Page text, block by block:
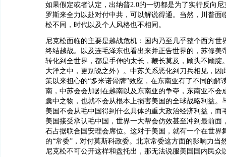
如果假定或者认定，出纳普2.0的一切都是为了实行反向
罗斯来全力以赴对付中共，可以解说得通。当然，川普面
松不同，时代以及个人风格也不相同。
尼克松面临的主要是越战危机：国内乃至几乎整个西方世
终结越战。以及连毛泽东也看出来并正告世界的，苏修美
转化到全世界，都是手伸的太长，鞭长莫及，顾头不顾腚
大洋之中，更别说之外）。中苏关系恶化到刀兵相见，因
策以来担心的“多米诺骨牌”效应，在东南亚有了不同的解
南，中苏会会加剧在越南以及东南亚的争夺，东南亚不会
囊中之物，也就不会从根本上损害美国的全球战略利益。
美国不会从毛中国得到什么具体的重大政治经济利益，而
美国接受承认毛中国，世界一大帮会仿效甚至冲到最前面
石占据联合国安理会席位。这对于美国，就有一个在世界
的“常委”，对付莫斯科政委。北京常委这方面的影响力当
尼克松不可公开这样和盘托出，那无法说服美国国内民众